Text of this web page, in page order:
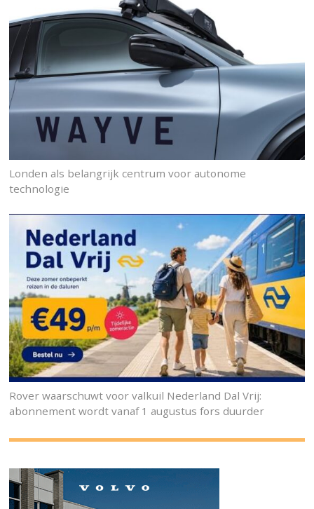
Londen als belangrijk centrum voor autonome
technologie
Rover waarschuwt voor valkuil Nederland Dal Vrij:
abonnement wordt vanaf 1 augustus fors duurder